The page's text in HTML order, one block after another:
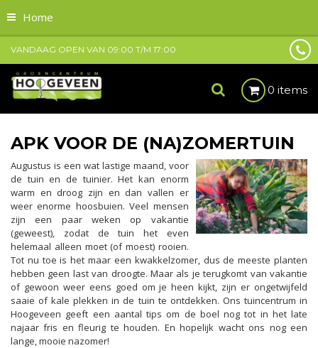
Home
VANDAAG OPEN VAN 09:00 T/M 17:00
0 items
APK VOOR DE (NA)ZOMERTUIN
Augustus is een wat lastige maand, voor
de tuin en de tuinier. Het kan enorm
warm en droog zijn en dan vallen er
weer enorme hoosbuien. Veel mensen
zijn een paar weken op vakantie
(geweest), zodat de tuin het even
helemaal alleen moet (of moest) rooien.
Tot nu toe is het maar een kwakkelzomer, dus de meeste planten
hebben geen last van droogte. Maar als je terugkomt van vakantie
of gewoon weer eens goed om je heen kijkt, zijn er ongetwijfeld
saaie of kale plekken in de tuin te ontdekken. Ons tuincentrum in
Hoogeveen geeft een aantal tips om de boel nog tot in het late
najaar fris en fleurig te houden. En hopelijk wacht ons nog een
lange, mooie nazomer!